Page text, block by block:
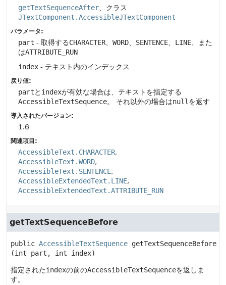
getTextSequenceAfter 、クラス
JTextComponent.AccessibleJTextComponent
パラメータ:
part - 取得するCHARACTER WORD SENTENCE LINE 、また
はATTRIBUTE_RUN
index - テキスト内のインデックス
戻り値:
partと indexが有効な場合は、テキストを指定する
AccessibleTextSequence。 それ以外の場合はnull を返す
導入されたバージョン:
1.6
関連項目:
AccessibleText.CHARACTER
AccessibleText.WORD
AccessibleText.SENTENCE
AccessibleExtendedText.LINE
AccessibleExtendedText.ATTRIBUTE_RUN
getTextSequenceBefore
public AccessibleTextSequence getTextSequenceBefore
(int part, int index)
指定されたindexの前のAccessibleTextSequenceを返しま
す。